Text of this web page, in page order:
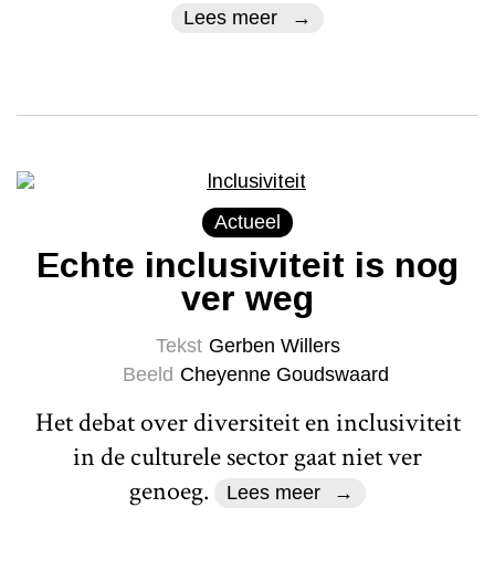
Lees meer
Actueel
Echte inclusiviteit is nog
ver weg
Tekst Gerben Willers
Beeld Cheyenne Goudswaard
Het debat over diversiteit en inclusiviteit
in de culturele sector gaat niet ver
genoeg.
Lees meer